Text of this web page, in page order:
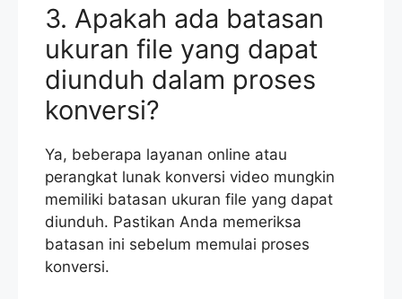
3. Apakah ada batasan
ukuran file yang dapat
diunduh dalam proses
konversi?
Ya, beberapa layanan online atau
perangkat lunak konversi video mungkin
memiliki batasan ukuran file yang dapat
diunduh. Pastikan Anda memeriksa
batasan ini sebelum memulai proses
konversi.